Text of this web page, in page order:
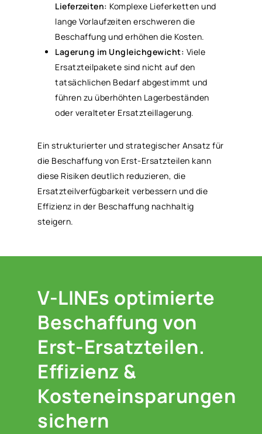
Lieferzeiten: Komplexe Lieferketten und
lange Vorlaufzeiten erschweren die
Beschaffung und erhöhen die Kosten.
Lagerung im Ungleichgewicht: Viele
Ersatzteilpakete sind nicht auf den
tatsächlichen Bedarf abgestimmt und
führen zu überhöhten Lagerbeständen
oder veralteter Ersatzteillagerung.
Ein strukturierter und strategischer Ansatz für
die Beschaffung von Erst-Ersatzteilen kann
diese Risiken deutlich reduzieren, die
Ersatzteilverfügbarkeit verbessern und die
Effizienz in der Beschaffung nachhaltig
steigern.
V-LINEs optimierte
Beschaffung von
Erst-Ersatzteilen.
Effizienz &
Kosteneinsparungen
sichern